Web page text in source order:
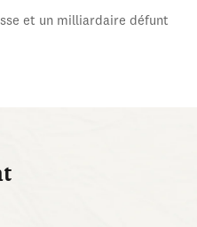
et un milliardaire défunt